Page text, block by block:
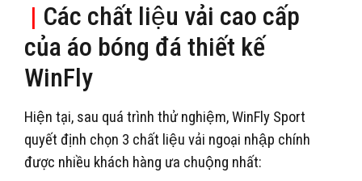
| Các chất liệu vải cao cấp
của áo bóng đá thiết kế
WinFly
Hiện tại, sau quá trình thử nghiệm, WinFly Sport
quyết định chọn 3 chất liệu vải ngoại nhập chính
được nhiều khách hàng ưa chuộng nhất: